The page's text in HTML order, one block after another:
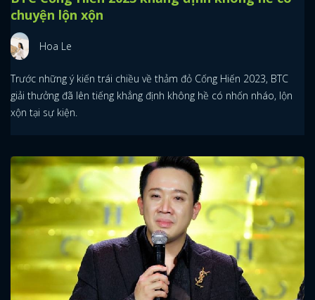
chuyện lộn xộn
Hoa Le
Trước những ý kiến trái chiều về thảm đỏ Cống Hiến 2023, BTC
giải thưởng đã lên tiếng khẳng định không hề có nhốn nháo, lộn
xộn tại sự kiện.